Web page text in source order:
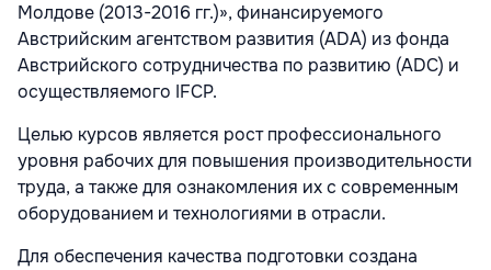
Молдове (2013-2016 гг.)», финансируемого
Австрийским агентством развития (ADA) из фонда
Австрийского сотрудничества по развитию (ADC) и
осуществляемого IFCP.
Целью курсов является рост профессионального
уровня рабочих для повышения производительности
труда, а также для ознакомления их с современным
оборудованием и технологиями в отрасли.
Для обеспечения качества подготовки создана